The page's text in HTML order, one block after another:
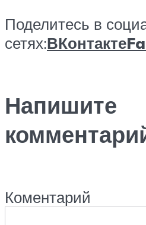
Поделитесь в
сетях:ВКонтакте
Напишите
Коментарий